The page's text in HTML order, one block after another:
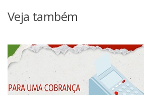
Veja também